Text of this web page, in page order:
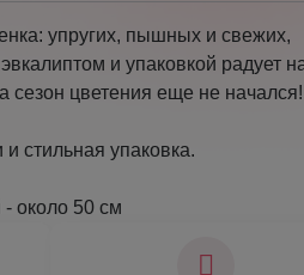
упругих, пышных и свежих,
и упаковкой радует
сезон цветения еще не начался!
и стильная упаковка.
- около 50 см